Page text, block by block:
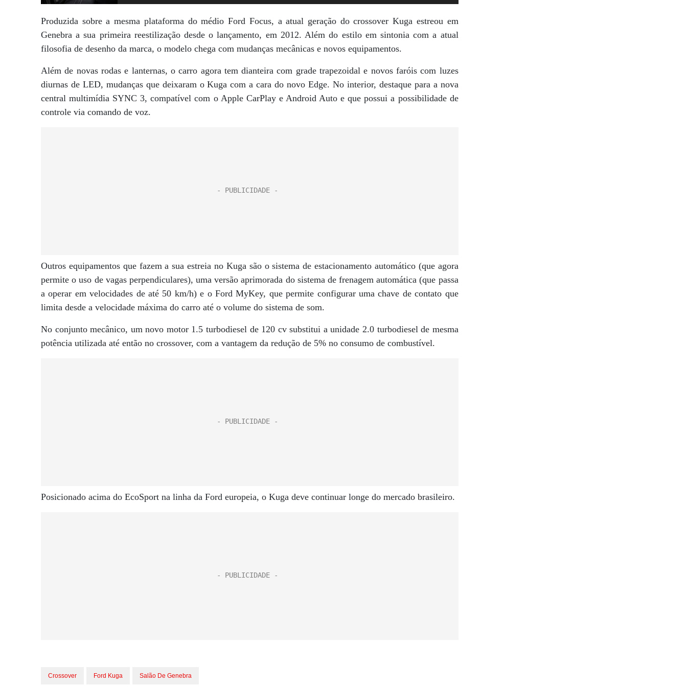
Produzida sobre a mesma plataforma do médio Ford Focus, a atual geração do crossover Kuga estreou em
Genebra a sua primeira reestilização desde o lançamento, em 2012. Além do estilo em sintonia com a atual
filosofia de desenho da marca, o modelo chega com mudanças mecânicas e novos equipamentos.
Além de novas rodas e lanternas, o carro agora tem dianteira com grade trapezoidal e novos faróis com luzes
diurnas de LED, mudanças que deixaram o Kuga com a cara do novo Edge. No interior, destaque para a nova
central multimídia SYNC 3, compatível com o Apple CarPlay e Android Auto e que possui a possibilidade de
controle via comando de voz.
Outros equipamentos que fazem a sua estreia no Kuga são o sistema de estacionamento automático (que agora
permite o uso de vagas perpendiculares), uma versão aprimorada do sistema de frenagem automática (que passa
a operar em velocidades de até 50 km/h) e o Ford MyKey, que permite configurar uma chave de contato que
limita desde a velocidade máxima do carro até o volume do sistema de som.
No conjunto mecânico, um novo motor 1.5 turbodiesel de 120 cv substitui a unidade 2.0 turbodiesel de mesma
potência utilizada até então no crossover, com a vantagem da redução de 5% no consumo de combustível.
Posicionado acima do EcoSport na linha da Ford europeia, o Kuga deve continuar longe do mercado brasileiro.
Crossover Ford Kuga Salão De Genebra